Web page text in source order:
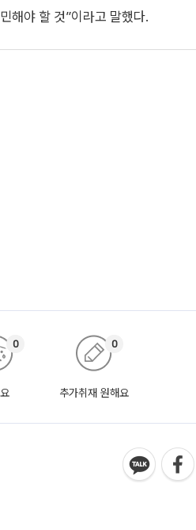
해야 할 것”이라고 말했다.
0
추가취재 원해요
0